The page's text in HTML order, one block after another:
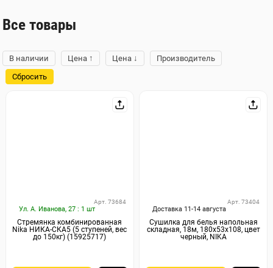
Все товары
В наличии Цена ↑ Цена ↓
Производитель
Сбросить
Ул. А. Иванова, 27 : 1 шт
Арт. 73684
Стремянка комбинированная
Nika НИКА-СКА5 (5 ступеней, вес
до 150кг) (15925717)
Доставка 11-14 августа
Арт. 73404
Сушилка для белья напольная
складная, 18м, 180х53х108, цвет
черный, NIKA